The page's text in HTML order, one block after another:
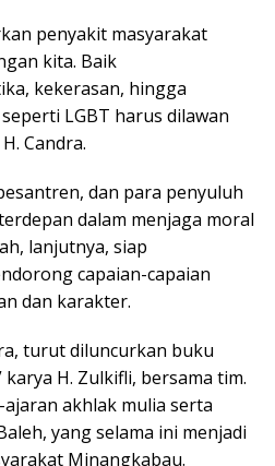
penyakit masyarakat
kita. Baik
kekerasan, hingga
LGBT harus dilawan
Candra.
dan para penyuluh
dalam menjaga moral
lanjutnya, siap
capaian-capaian
dan karakter.
turut diluncurkan buku
karya H. Zulkifli, bersama tim.
akhlak mulia serta
yang selama ini menjadi
Minangkabau.